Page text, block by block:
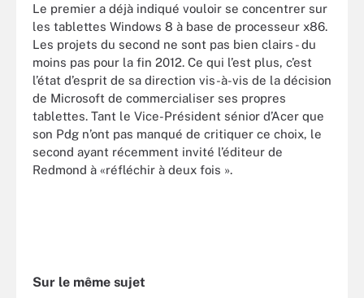
Le premier a déjà indiqué vouloir se concentrer sur
les tablettes Windows 8 à base de processeur x86.
Les projets du second ne sont pas bien clairs - du
moins pas pour la fin 2012. Ce qui l’est plus, c’est
l’état d’esprit de sa direction vis-à-vis de la décision
de Microsoft de commercialiser ses propres
tablettes. Tant le Vice-Président sénior d’Acer que
son Pdg n’ont pas manqué de critiquer ce choix, le
second ayant récemment invité l’éditeur de
Redmond à «réfléchir à deux fois ».
Sur le même sujet